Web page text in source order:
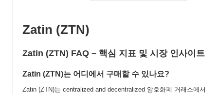
Zatin (ZTN)
Zatin (ZTN) FAQ – 핵심 지표 및 시장 인사이트
Zatin (ZTN)는 어디에서 구매할 수 있나요?
Zatin (ZTN)는 centralized and decentralized 암호화폐 거래소에서